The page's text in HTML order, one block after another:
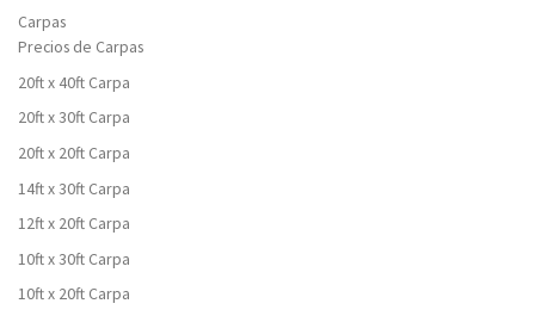
Carpas
Precios de Carpas
20ft x 40ft Carpa
20ft x 30ft Carpa
20ft x 20ft Carpa
14ft x 30ft Carpa
12ft x 20ft Carpa
10ft x 30ft Carpa
10ft x 20ft Carpa